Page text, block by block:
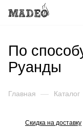
По
Руанды
Главная — Каталог
Скидка на доставку